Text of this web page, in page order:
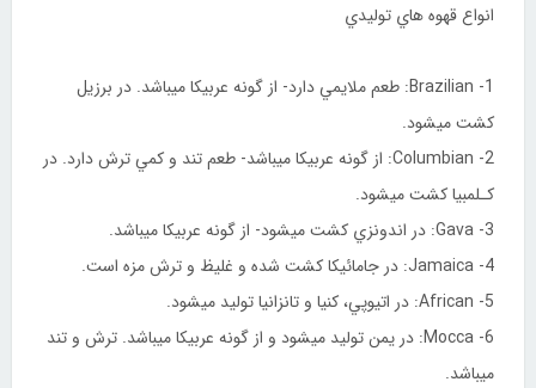
انواع قهوه هاي توليدي
1- Brazilian: طعم ملايمي دارد- از گونه عربيكا ميباشد. در برزيل
كشت ميشود.
2- Columbian: از گونه عربيكا ميباشد- طعم تند و كمي ترش دارد. در
كـلمبيا كشت ميشود.
3- Gava: در اندونزي كشت ميشود- از گونه عربيكا ميباشد.
4- Jamaica: در جامائيكا كشت شده و غليظ و ترش مزه است.
5- African: در اتيوپي، كنيا و تانزانيا توليد ميشود.
6- Mocca: در يمن توليد ميشود و از گونه عربيكا ميباشد. ترش و تند
ميباشد.